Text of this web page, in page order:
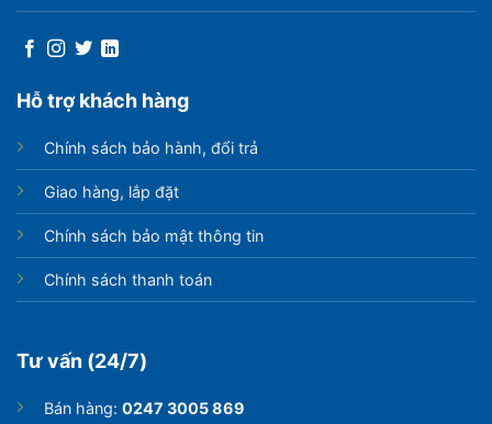
Hỗ trợ khách hàng
Chính sách bảo hành, đổi trả
Giao hàng, lắp đặt
Chính sách bảo mật thông tin
Chính sách thanh toán
Tư vấn (24/7)
Bán hàng: 0247 3005 869